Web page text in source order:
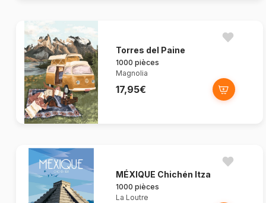
Torres del Paine
1000 pièces
Magnolia
17,95€
MÉXIQUE Chichén Itza
1000 pièces
La Loutre